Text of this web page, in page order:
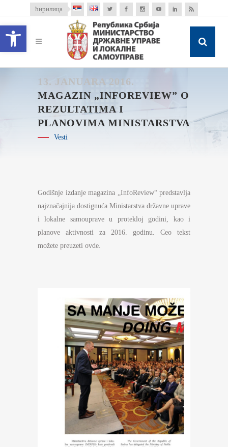
Open toolbar
ћирилица
13. JANUARA 2016.
MAGAZIN „INFOREVIEW” O
REZULTATIMA I
PLANOVIMA MINISTARSTVA
Vesti
Godišnje izdanje magazina „InfoReview“ predstavlja
najznačajnija dostignuća Ministarstva državne uprave
i lokalne samouprave u protekloj godini, kao i
planove aktivnosti za 2016. godinu. Ceo tekst
možete preuzeti ovde.